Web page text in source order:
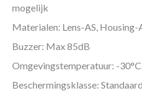
mogelijk
Materialen: Lens-AS, Housing-
Buzzer: Max 85dB
Omgevingstemperatuur: -
Beschermingsklasse: